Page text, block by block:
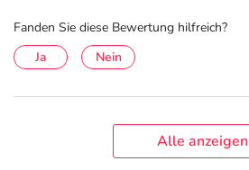
Fanden Sie diese Bewertung hilfreich?
Ja
Nein
Alle anzeigen